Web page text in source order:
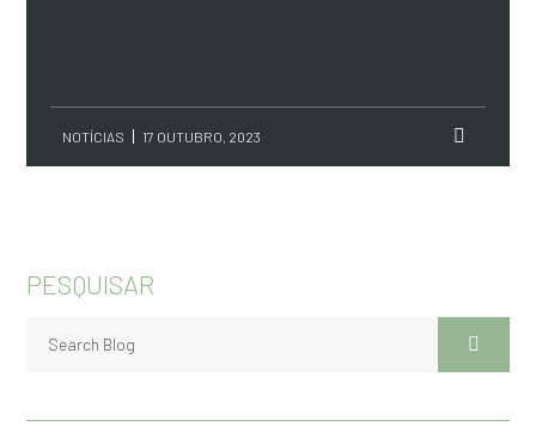
NOTÍCIAS 17 OUTUBRO, 2023
PESQUISAR